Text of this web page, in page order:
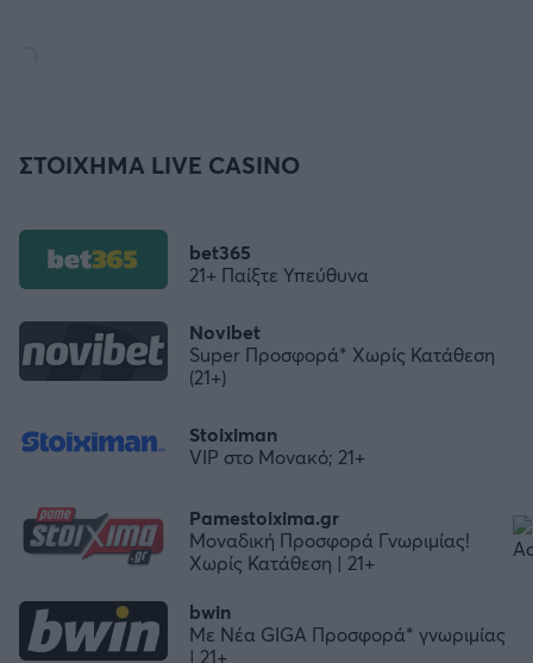
ΣΤΟΙΧΗΜΑ LIVE CASINO
bwin
Με Νέα GIGA Προσφορά* γνωριμίας
| 21+
Stoiximan
VIP στο Μονακό; 21+
Novibet
Super Προσφορά* Χωρίς Κατάθεση
(21+)
Pamestoixima.gr
Μοναδική Προσφορά Γνωριμίας!
Χωρίς Κατάθεση | 21+
bet365
21+ Παίξτε Υπεύθυνα